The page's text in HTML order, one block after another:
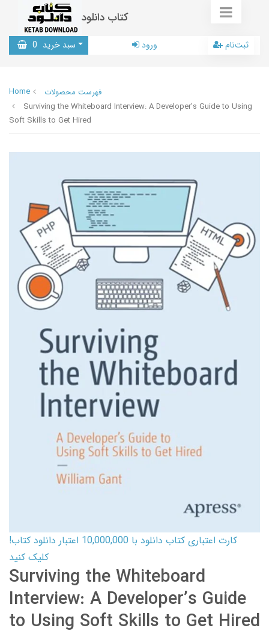
کتاب دانلود
سبد خرید 0 ورود ثبت‌نام
Home
فهرست محصولات
Surviving the Whiteboard Interview: A Developer’s Guide to Using
Soft Skills to Get Hired
کارت اعتباری کتاب دانلود با 10,000,000 اعتبار دانلود کتاب!
کلیک کنید
Surviving the Whiteboard
Interview: A Developer’s Guide
to Using Soft Skills to Get Hired